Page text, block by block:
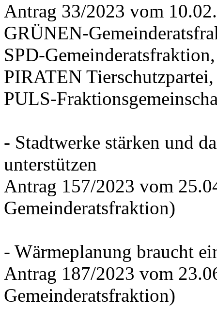
Antrag 33/2023 vom
GRÜNEN-
SPD-
PIRATEN Tierschutzpartei,
PULS-
- Stadtwerke stärken und
unterstützen
Antrag 157/2023 vom
Gemeinderatsfraktion)
- Wärmeplanung braucht
Antrag 187/2023 vom
Gemeinderatsfraktion)